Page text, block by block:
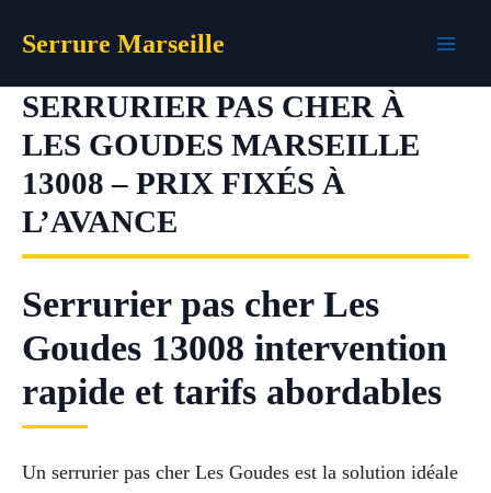
Serrure Marseille
SERRURIER PAS CHER À
LES GOUDES MARSEILLE
13008 – PRIX FIXÉS À
L’AVANCE
Serrurier pas cher Les
Goudes 13008 intervention
rapide et tarifs abordables
Un serrurier pas cher Les Goudes est la solution idéale